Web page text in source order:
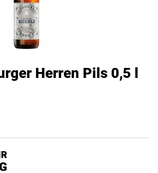
Herren Pils 0,5 l